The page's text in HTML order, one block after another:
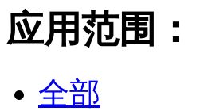
应用范围：
全部